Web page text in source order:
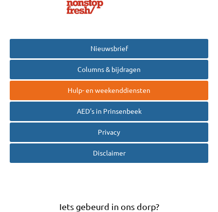
Nieuwsbrief
Columns & bijdragen
Hulp- en weekenddiensten
AED's in Prinsenbeek
Privacy
Disclaimer
Iets gebeurd in ons dorp?